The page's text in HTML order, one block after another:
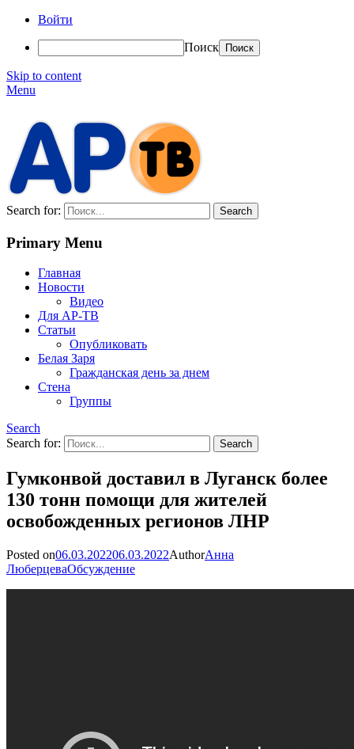
Войти
Поиск
Skip to content
Menu
Search for:
Primary Menu
Главная
Новости
Видео
Для АР-ТВ
Статьи
Опубликовать
Белая Заря
Гражданская день за днем
Стена
Группы
Search
Search for:
Гумконвой доставил в Луганск более
130 тонн помощи для жителей
освобожденных регионов ЛНР
Posted on06.03.202206.03.2022AuthorАнна
ЛюберцеваОбсуждение